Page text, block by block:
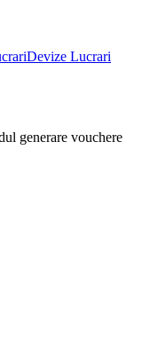
Devize Lucrari
generare vouchere